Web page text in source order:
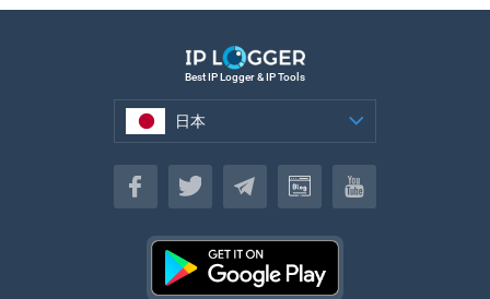
Best IP Logger & IP Tools
日本
日本